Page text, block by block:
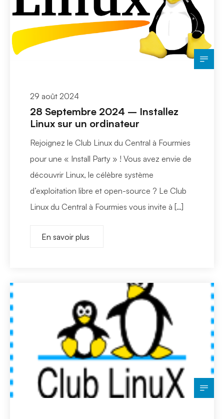
29 août 2024
28 Septembre 2024 – Installez
Linux sur un ordinateur
Rejoignez le Club Linux du Central à Fourmies
pour une « Install Party » ! Vous avez envie de
découvrir Linux, le célèbre système
d’exploitation libre et open-source ? Le Club
Linux du Central à Fourmies vous invite à […]
En savoir plus